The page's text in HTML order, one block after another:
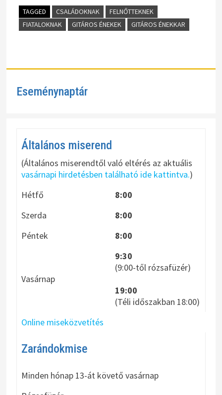
TAGGED CSALÁDOKNAK
FELNŐTTEKNEK
FIATALOKNAK
GITÁROS ÉNEKEK GITÁROS ÉNEKKAR
Eseménynaptár
Általános miserend
(Általános miserendtől való eltérés az aktuális
vasárnapi hirdetésben található ide kattintva.)
Hétfő
8:00
Szerda
8:00
Péntek
8:00
Vasárnap
9:30
(9:00-től rózsafüzér)
19:00
(Téli időszakban 18:00)
Online miseközvetítés
Zarándokmise
Minden hónap 13-át követő vasárnap